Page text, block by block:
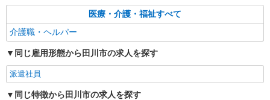
医療・介護・福祉すべて
介護職・ヘルパー
同じ雇用形態から田川市の求人を探す
派遣社員
同じ特徴から田川市の求人を探す